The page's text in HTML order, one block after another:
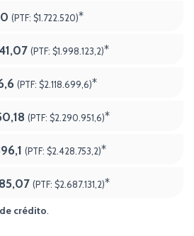
(PTF: $1.722.520)*
(PTF: $1.998.123,2)*
(PTF: $2.118.699,6)*
(PTF: $2.290.951,6)*
(PTF: $2.428.753,2)*
(PTF: $2.687.131,2)*
crédito.